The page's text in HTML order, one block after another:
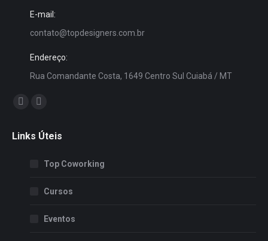
E-mail:
contato@topdesigners.com.br
Endereço:
Rua Comandante Costa, 1649 Centro Sul Cuiabá / MT
Encontre-nos em:
opens
window
opens
window
Links Úteis
Top Coworking
Cursos
Eventos